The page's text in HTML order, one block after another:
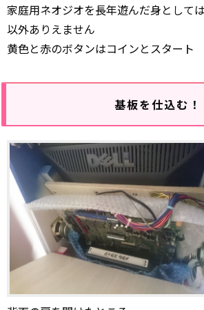
家庭用ネオジオを長年遊んだ身として
以外ありえません
黄色と赤のボタンはコインとスタート
基板を仕込む！